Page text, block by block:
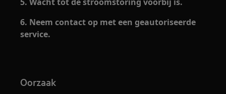
6. Neem contact op met een geautoriseerde
service.
Oorzaak